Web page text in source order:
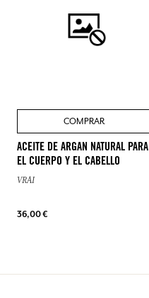
COMPRAR
ACEITE DE ARGAN NATURAL PARA
EL CUERPO Y EL CABELLO
VRAI
36,00 €